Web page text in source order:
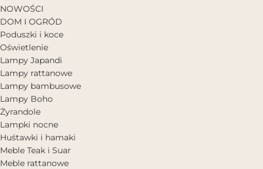
NOWOŚCI
DOM I OGRÓD
Poduszki i koce
Oświetlenie
Lampy Japandi
Lampy rattanowe
Lampy bambusowe
Lampy Boho
Żyrandole
Lampki nocne
Huśtawki i hamaki
Meble Teak i Suar
Meble rattanowe